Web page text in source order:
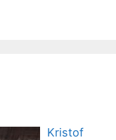
Kristof